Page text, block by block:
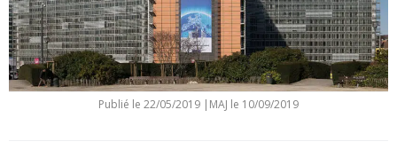
Publié le 22/05/2019 | MAJ le 10/09/2019